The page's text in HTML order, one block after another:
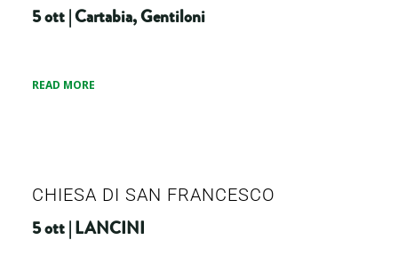
5 ott | Cartabia, Gentiloni
READ MORE
CHIESA DI SAN FRANCESCO
5 ott | LANCINI